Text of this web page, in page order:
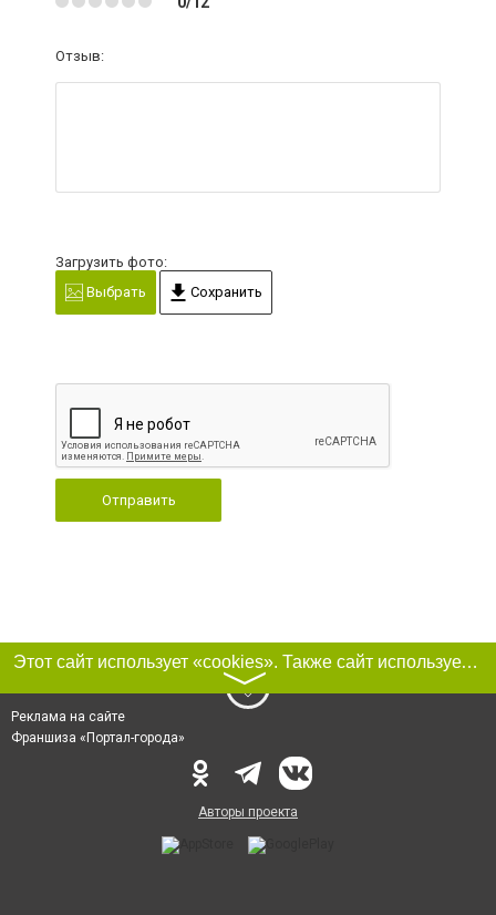
Отзыв:
Загрузить фото:
Выбрать
Сохранить
Отправить
Этот сайт использует «cookies». Также сайт использует интернет-сервис для сбора технических данных касательно посетителей с целью получения маркетинговой и статистической информации. Условия обработки данных посетителей сайта см.
〉
Реклама на сайте
Франшиза «Портал-города»
Авторы проекта